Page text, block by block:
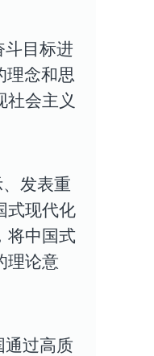
斗目标进
理念和思
社会主义
发表重
式现代化
将中国式
理论意
通过高质